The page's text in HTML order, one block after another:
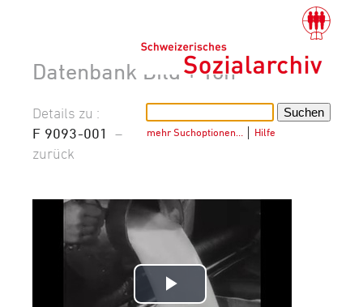
Datenbank Bild + Ton
mehr Suchoptionen… Hilfe
Details zu :
F 9093-001
–
zurück